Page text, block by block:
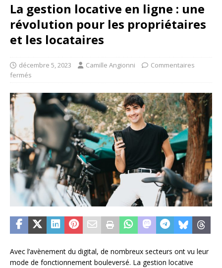
La gestion locative en ligne : une
révolution pour les propriétaires
et les locataires
décembre 5, 2023 Camille Angionni
Commentaires
fermés
Avec l’avènement du digital, de nombreux secteurs ont vu leur
mode de fonctionnement bouleversé. La gestion locative